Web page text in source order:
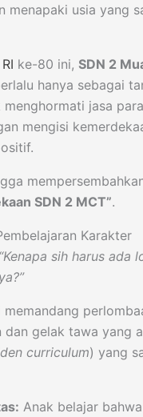
menapaki usia yang
ke-80 ini, SDN 2
hanya sebagai
jasa
mengisi
SDN 2 MCT”.
Karakter
“Kenapa sih harus ada
gelak tawa yang
curriculum) yang
Anak belajar